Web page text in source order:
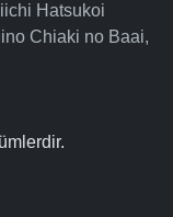
Hatsukoi
Chiaki no Baai,